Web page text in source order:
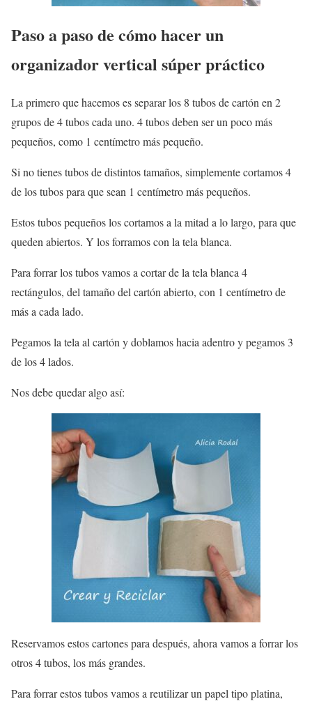
Paso a paso de cómo hacer un
organizador vertical súper práctico
La primero que hacemos es separar los 8 tubos de cartón en 2
grupos de 4 tubos cada uno. 4 tubos deben ser un poco más
pequeños, como 1 centímetro más pequeño.
Si no tienes tubos de distintos tamaños, simplemente cortamos 4
de los tubos para que sean 1 centímetro más pequeños.
Estos tubos pequeños los cortamos a la mitad a lo largo, para que
queden abiertos. Y los forramos con la tela blanca.
Para forrar los tubos vamos a cortar de la tela blanca 4
rectángulos, del tamaño del cartón abierto, con 1 centímetro de
más a cada lado.
Pegamos la tela al cartón y doblamos hacia adentro y pegamos 3
de los 4 lados.
Nos debe quedar algo así:
Reservamos estos cartones para después, ahora vamos a forrar los
otros 4 tubos, los más grandes.
Para forrar estos tubos vamos a reutilizar un papel tipo platina,